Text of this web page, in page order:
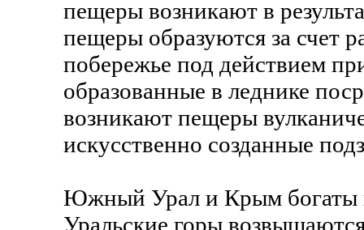
пещеры возникают в
пещеры образуются за счет
побережье под действием
образованные в леднике
возникают пещеры
искусственно созданные
Южный Урал и Крым богаты
Уральские горы